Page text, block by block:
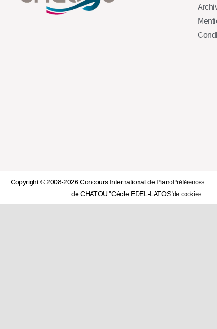
Copyright © 2008-2026 Concours International de Piano
de CHATOU "Cécile EDEL-LATOS"
Préférences
de cookies